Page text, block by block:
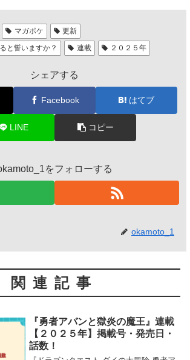
マガポケ
更新
と誓いますか？
連載 ２０２５年
シェアする
Facebook はてブ
LINE コピー
をフォローする
okamoto_1
関連記事
『勇者アバンと獄炎の魔王』連載
【２０２５年】掲載号・発売日・
話数！